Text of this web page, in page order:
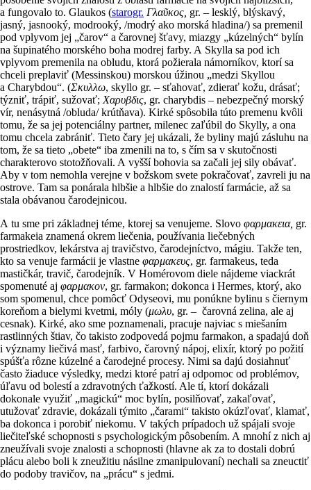
a fungovalo to. Glaukos (starogr. Γλαῦκος, gr. – lesklý, blýskavý,
jasný, jasnooký, modrooký, /modrý ako morská hladina/) sa premenil
pod vplyvom jej „čarov“ a čarovnej šťavy, miazgy „kúzelných“ bylín
na šupinatého morského boha modrej farby. A Skylla sa pod ich
vplyvom premenila na obludu, ktorá požierala námorníkov, ktorí sa
chceli preplaviť (Messinskou) morskou úžinou „medzi Skyllou
a Charybdou“. (Σκυλλω, skyllo gr. – sťahovať, zdierať kožu, drásať;
týzniť, trápiť, sužovať; Χαρυβδις, gr. charybdis – nebezpečný morský
vír, nenásytná /obluda/ krútňava). Kirké spôsobila túto premenu kvôli
tomu, že sa jej potenciálny partner, milenec zaľúbil do Skylly, a ona
tomu chcela zabrániť. Tieto čary jej ukázali, že byliny majú zásluhu na
tom, že sa tieto „obete“ iba zmenili na to, s čím sa v skutočnosti
charakterovo stotožňovali. A vyšší bohovia sa začali jej sily obávať.
Aby v tom nemohla verejne v božskom svete pokračovať, zavreli ju na
ostrove. Tam sa ponárala hlbšie a hlbšie do znalostí farmácie, až sa
stala obávanou čarodejnicou.
A tu sme pri základnej téme, ktorej sa venujeme. Slovo φαρμακεια, gr.
farmakeia znamená okrem liečenia, používania liečebných
prostriedkov, lekárstva aj travičstvo, čarodejníctvo, mágiu. Takže ten,
kto sa venuje farmácii je vlastne φαρμακευς, gr. farmakeus, teda
mastičkár, travič, čarodejník. V Homérovom diele nájdeme viackrát
spomenuté aj φαρμακον, gr. farmakon; dokonca i Hermes, ktorý, ako
som spomenul, chce pomôcť Odyseovi, mu ponúkne bylinu s čiernym
koreňom a bielymi kvetmi, móly (μωλυ, gr. – čarovná zelina, ale aj
cesnak). Kirké, ako sme poznamenali, pracuje najviac s miešaním
rastlinných štiav, čo takisto zodpovedá pojmu farmakon, a spadajú doň
i významy liečivá masť, farbivo, čarovný nápoj, elixír, ktorý po požití
spúšťa rôzne kúzelné a čarodejné procesy. Nimi sa dajú dosiahnuť
často žiaduce výsledky, medzi ktoré patrí aj odpomoc od problémov,
úľavu od bolestí a zdravotných ťažkostí. Ale tí, ktorí dokázali
dokonale využiť „magickú“ moc bylín, posilňovať, zakaľovať,
utužovať zdravie, dokázali týmito „čarami“ takisto okúzľovať, klamať,
ba dokonca i porobiť niekomu. V takých prípadoch už spájali svoje
liečiteľské schopnosti s psychologickým pôsobením. A mnohí z nich aj
zneužívali svoje znalosti a schopnosti (hlavne ak za to dostali dobrú
plácu alebo boli k zneužitiu násilne zmanipulovaní) nechali sa zneuctiť
do podoby travičov, na „prácu“ s jedmi.